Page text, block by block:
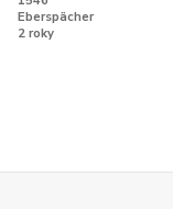
Eberspächer
2 roky